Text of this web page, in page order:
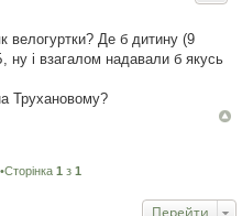
велогуртки? Де б дитину (9
ну і взагалом надавали б якусь
Трухановому?
1 з 1
Перейти